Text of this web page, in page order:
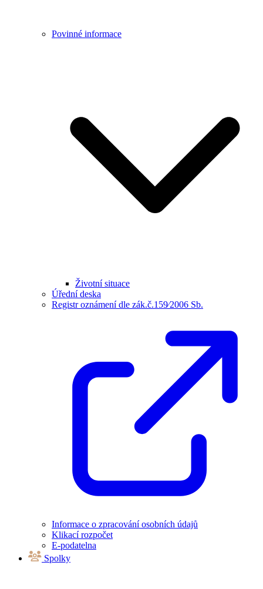
Povinné informace
Životní situace
Úřední deska
Registr oznámení dle zák.č.159⁄2006 Sb.
Informace o zpracování osobních údajů
Klikací rozpočet
E-podatelna
Spolky